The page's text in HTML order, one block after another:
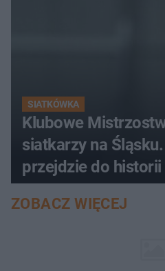
SIATKÓWKA
Klubowe
siatkarzy na
przejdzie do historii
ZOBACZ WIĘCEJ